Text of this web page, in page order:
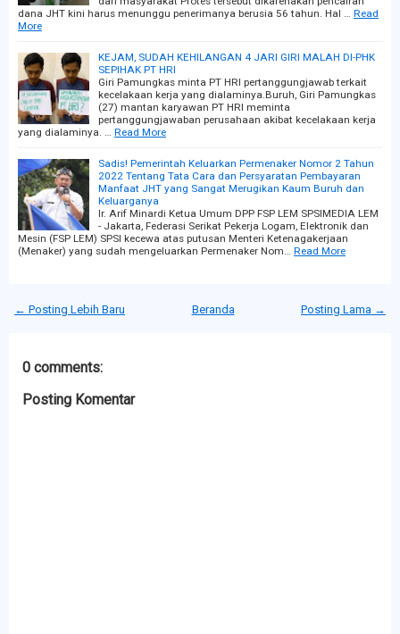
dana JHT kini harus menunggu penerimanya berusia 56 tahun. Hal … Read
More
KEJAM, SUDAH KEHILANGAN 4 JARI GIRI MALAH DI-PHK
SEPIHAK PT HRI
Giri Pamungkas minta PT HRI pertanggungjawab terkait
kecelakaan kerja yang dialaminya.Buruh, Giri Pamungkas
(27) mantan karyawan PT HRI meminta
pertanggungjawaban perusahaan akibat kecelakaan kerja
yang dialaminya. … Read More
Sadis! Pemerintah Keluarkan Permenaker Nomor 2 Tahun
2022 Tentang Tata Cara dan Persyaratan Pembayaran
Manfaat JHT yang Sangat Merugikan Kaum Buruh dan
Keluarganya
Ir. Arif Minardi Ketua Umum DPP FSP LEM SPSIMEDIA LEM
- Jakarta, Federasi Serikat Pekerja Logam, Elektronik dan
Mesin (FSP LEM) SPSI kecewa atas putusan Menteri Ketenagakerjaan
(Menaker) yang sudah mengeluarkan Permenaker Nom… Read More
← Posting Lebih Baru Posting Lama →
Beranda
0 comments:
Posting Komentar